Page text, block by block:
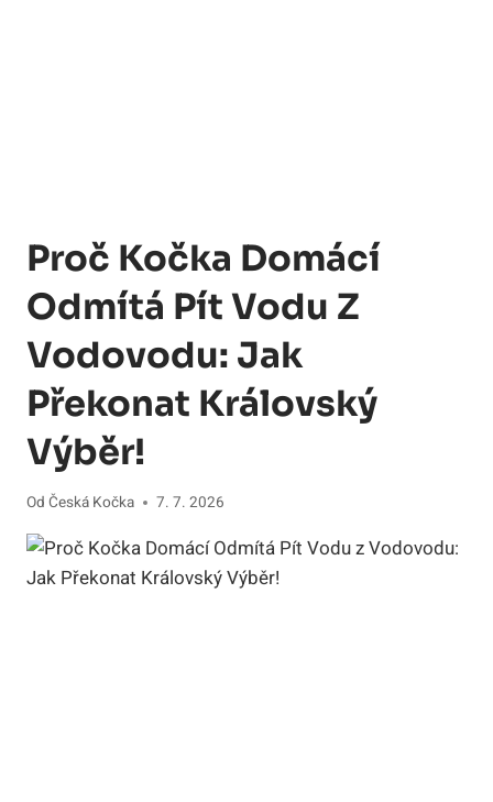
Proč Kočka Domácí
Odmítá Pít Vodu Z
Vodovodu: Jak
Překonat Královský
Výběr!
Od Česká Kočka 7. 7. 2026